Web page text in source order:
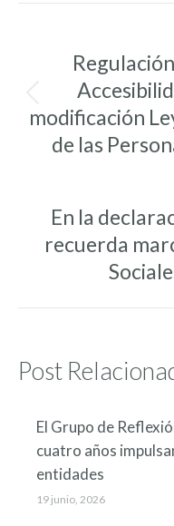
entre
entradas
modificación
de las
En la
recuerda
Post
El Grupo de
cuatro años
entidades
19 junio, 2026